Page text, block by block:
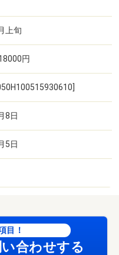
上旬
円
8日
5日
目！
合わせする